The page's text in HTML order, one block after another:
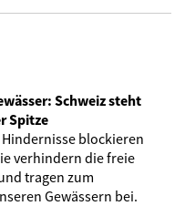
Schweiz steht
Spitze
blockieren
verhindern die freie
tragen zum
Gewässern bei.